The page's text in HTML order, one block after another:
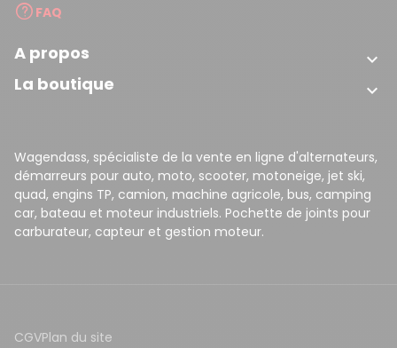
FAQ
A propos 
La boutique 
Wagendass, spécialiste de la vente en ligne d'alternateurs,
démarreurs pour auto, moto, scooter, motoneige, jet ski,
quad, engins TP, camion, machine agricole, bus, camping
car, bateau et moteur industriels. Pochette de joints pour
carburateur, capteur et gestion moteur.
CGVPlan du site